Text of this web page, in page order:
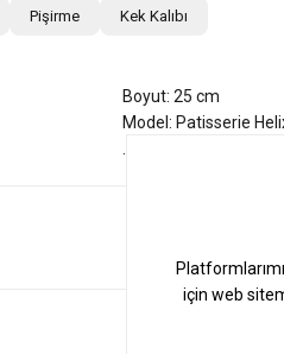
Pişirme Kek Kalıbı
Boyut: 25 cm
Model: Patisserie